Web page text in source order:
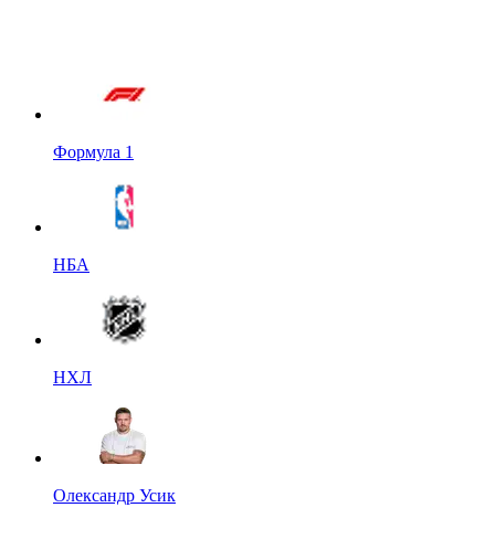
Формула 1
НБА
НХЛ
Олександр Усик